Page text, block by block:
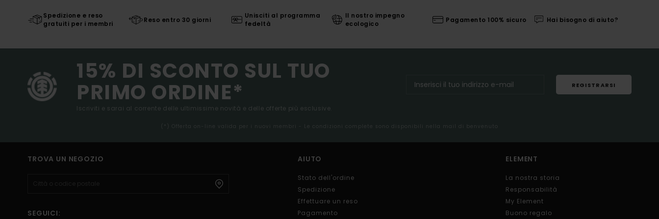
Spedizione e reso
gratuiti per i membri
Reso entro 30 giorni
Unisciti al programma
fedeltà
Il nostro impegno
ecologico
Pagamento 100% sicuro Hai bisogno di aiuto?
15% DI SCONTO SUL TUO
PRIMO ORDINE*
Iscriviti e sarai al corrente delle ultimissime novità e delle offerte più esclusive.
REGISTRARSI
(*) Offerta on-line valida per i nuovi membri - Le condizioni complete sono disponibili nella mail di benvenuto
TROVA UN NEGOZIO
SEGUICI:
AIUTO
Stato dell'ordine
Spedizione
Effettuare un reso
Pagamento
ELEMENT
La nostra storia
Responsabilità
My Element
Buono regalo